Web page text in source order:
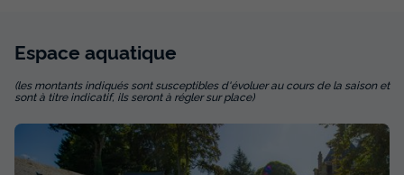
Espace aquatique
(les montants indiqués sont susceptibles d'évoluer au cours de la saison et
sont à titre indicatif, ils seront à régler sur place)